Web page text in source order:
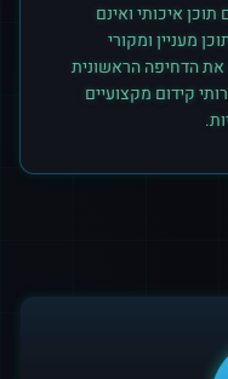
איכותי ואינם
מעניין ומקורי
את הדחיפה הראשונית
קידום מקצועיים